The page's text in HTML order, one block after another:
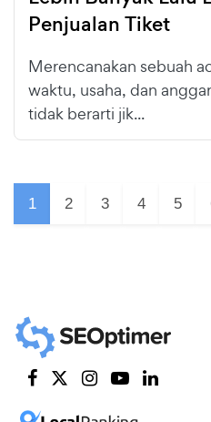
Penjualan Tiket
Merencanakan sebuah
waktu, usaha, dan
tidak berarti jik...
1 2 3 4 5